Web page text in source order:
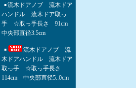
流木ドアノブ 流木ドア
ハンドル 流木ドア取っ
手 ☆取っ手長さ 91cm
中央部直径3.5cm
流木ドアノブ 流
木ドアハンドル 流木ドア
取っ手 ☆取っ手長さ
114cm 中央部直径5..0cm